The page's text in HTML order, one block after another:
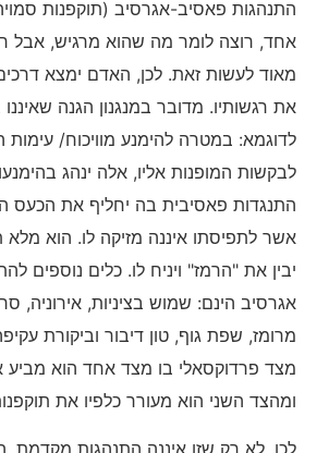
התנהגות פאסיב-אגרסיב (תוקפנות
אחד, רוצה לומר מה שהוא מרגיש, אבל
מאוד לעשות זאת. לכן, האדם ימצא
את רגשותיו. מדובר במנגנון הגנה
לדוגמא: במטרה להימנע מוויכוח/ עימות
לבקשות המופנות אליו, אלה ינהג
התנגדות פאסיבית בה יחליף את הכעס
אשר לתפיסתו איננה מזיקה לו. הוא
יבין את "הרמז" ויניח לו. כלים נוספים
אגרסיב הינם: שמוש בציניות, אירוניה,
מרומז, שפת גוף, טון דיבור וביקורת
מצד פרדוקסאלי בו מצד אחד הוא מביע
ומהצד השני הוא מעורר כלפיו את